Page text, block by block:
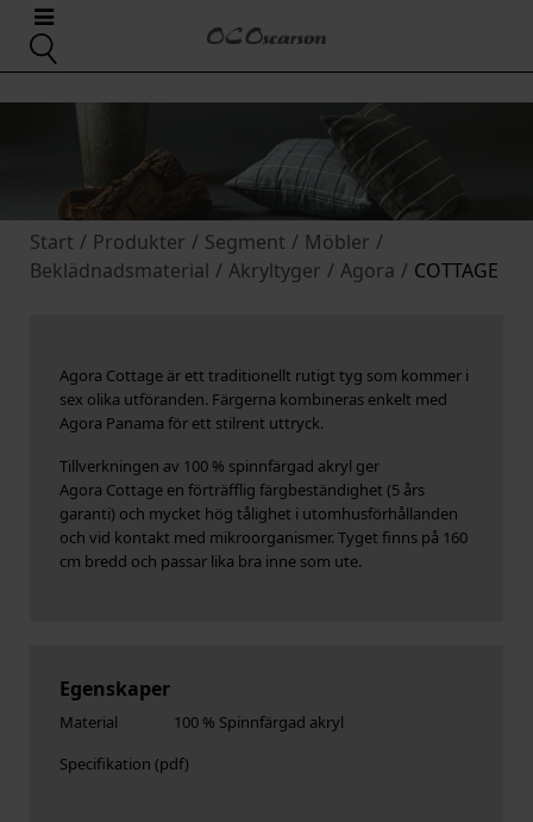
Start / Produkter / Segment / Möbler /
Beklädnadsmaterial / Akryltyger / Agora / COTTAGE
Agora Cottage är ett traditionellt rutigt tyg som kommer i
sex olika utföranden. Färgerna kombineras enkelt med
Agora Panama för ett stilrent uttryck.
Tillverkningen av 100 % spinnfärgad akryl ger
Agora Cottage en förträfflig färgbeständighet (5 års
garanti) och mycket hög tålighet i utomhusförhållanden
och vid kontakt med mikroorganismer. Tyget finns på 160
cm bredd och passar lika bra inne som ute.
Egenskaper
Material
100 % Spinnfärgad akryl
Specifikation